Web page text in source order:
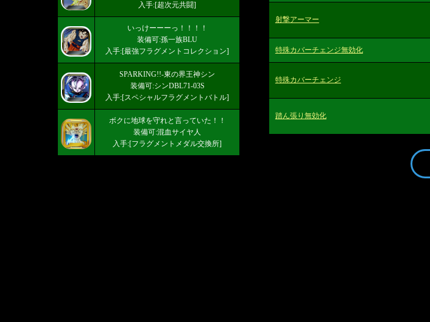
射撃アーマー
特殊カバーチェンジ無効化
特殊カバーチェンジ
踏ん張り無効化
入手:[超次元共闘]
いっけーーーっ！！！！
装備可:孫一族BLU
入手:[最強フラグメントコレクション]
SPARKING!!-東の界王神シン
装備可:シンDBL71-03S
入手:[スペシャルフラグメントバトル]
ボクに地球を守れと言っていた！！
装備可:混血サイヤ人
入手:[フラグメントメダル交換所]